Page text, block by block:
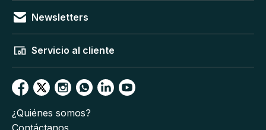
Newsletters
Servicio al cliente
¿Quiénes somos?
Contáctanos